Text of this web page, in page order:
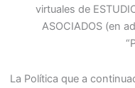
virtuales de
ASOCIADOS (en
La Política que a